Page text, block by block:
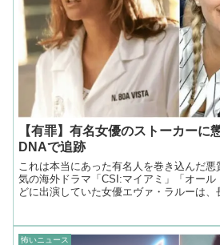
【有罪】有名女優のストーカーに
DNAで追跡
これは本当にあった有名人を巻き込んだ悪
気の海外ドラマ「CSI:マイアミ」「オール
どに出演していた女優エヴァ・ラルーは
怖いニュース